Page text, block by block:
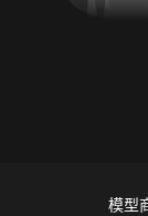
模型